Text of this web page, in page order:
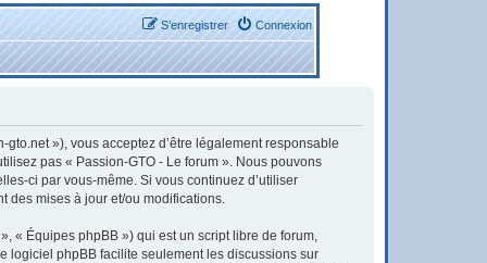
Connexion
S’enregistrer
»), vous acceptez d’être légalement responsable
pas « Passion-GTO - Le forum ». Nous pouvons
ci par vous-même. Si vous continuez d’utiliser
des mises à jour et/ou modifications.
« Équipes phpBB ») qui est un script libre de forum,
logiciel phpBB facilite seulement les discussions sur